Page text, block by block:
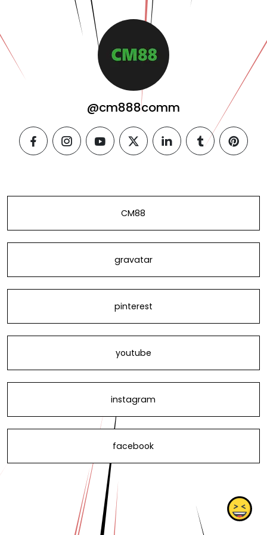
@cm888comm
facebookinstagramyoutubetwitterlinkedintumblr
CM88
gravatar
pinterest
youtube
instagram
facebook